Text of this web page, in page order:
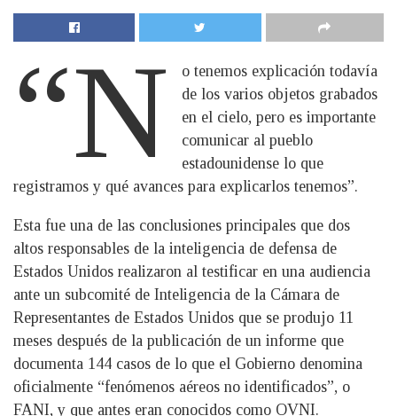
“N
o tenemos explicación todavía
de los varios objetos grabados
en el cielo, pero es importante
comunicar al pueblo
estadounidense lo que
registramos y qué avances para explicarlos tenemos”.
Esta fue una de las conclusiones principales que dos
altos responsables de la inteligencia de defensa de
Estados Unidos realizaron al testificar en una audiencia
ante un subcomité de Inteligencia de la Cámara de
Representantes de Estados Unidos que se produjo 11
meses después de la publicación de un informe que
documenta 144 casos de lo que el Gobierno denomina
oficialmente “fenómenos aéreos no identificados”, o
FANI, y que antes eran conocidos como OVNI.